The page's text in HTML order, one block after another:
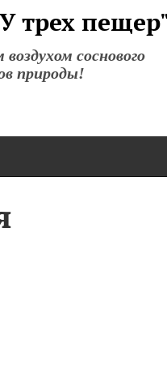
трех
соснового
природы!